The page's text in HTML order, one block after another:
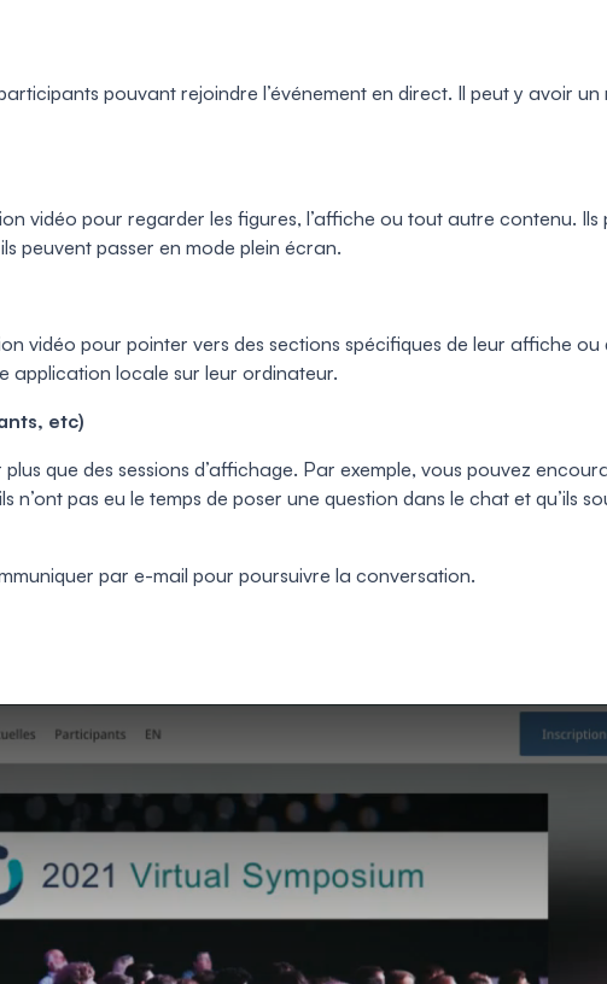
pouvant rejoindre l’événement en direct. Il peut y avoir
vidéo pour regarder les figures, l’affiche ou tout autre contenu.
peuvent passer en mode plein écran.
vidéo pour pointer vers des sections spécifiques de leur affiche
application locale sur leur ordinateur.
etc)
que des sessions d’affichage. Par exemple, vous pouvez
pas eu le temps de poser une question dans le chat et qu’ils
par e-mail pour poursuivre la conversation.